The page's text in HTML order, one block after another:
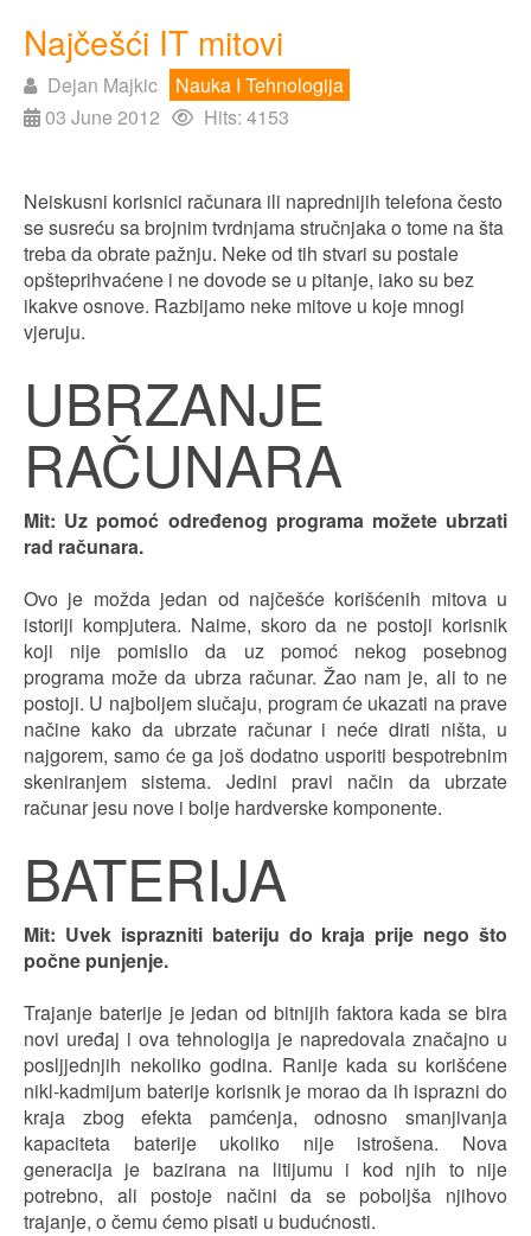
Najčešći IT mitovi
Dejan Majkic
Nauka I Tehnologija
03 June 2012
Hits: 4153
Neiskusni korisnici računara ili naprednijih telefona često
se susreću sa brojnim tvrdnjama stručnjaka o tome na šta
treba da obrate pažnju. Neke od tih stvari su postale
opšteprihvaćene i ne dovode se u pitanje, iako su bez
ikakve osnove. Razbijamo neke mitove u koje mnogi
vjeruju.
UBRZANJE
RAČUNARA
Mit: Uz pomoć određenog programa možete ubrzati
rad računara.
Ovo je možda jedan od najčešće korišćenih mitova u
istoriji kompjutera. Naime, skoro da ne postoji korisnik
koji nije pomislio da uz pomoć nekog posebnog
programa može da ubrza računar. Žao nam je, ali to ne
postoji. U najboljem slučaju, program će ukazati na prave
načine kako da ubrzate računar i neće dirati ništa, u
najgorem, samo će ga još dodatno usporiti bespotrebnim
skeniranjem sistema. Jedini pravi način da ubrzate
računar jesu nove i bolje hardverske komponente.
BATERIJA
Mit: Uvek isprazniti bateriju do kraja prije nego što
počne punjenje.
Trajanje baterije je jedan od bitnijih faktora kada se bira
novi uređaj i ova tehnologija je napredovala značajno u
posljjednjih nekoliko godina. Ranije kada su korišćene
nikl-kadmijum baterije korisnik je morao da ih isprazni do
kraja zbog efekta pamćenja, odnosno smanjivanja
kapaciteta baterije ukoliko nije istrošena. Nova
generacija je bazirana na litijumu i kod njih to nije
potrebno, ali postoje načini da se poboljša njihovo
trajanje, o čemu ćemo pisati u budućnosti.